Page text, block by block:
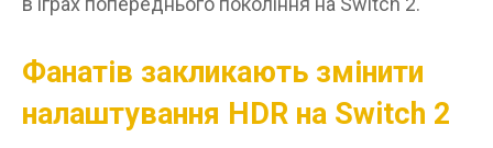
Фанатів закликають змінити
налаштування HDR на Switch 2